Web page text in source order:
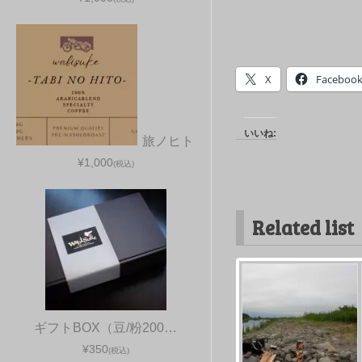
X Facebook
いいね:
Related list
旅ノヒト
¥1,000(税込)
ギフトBOX（豆/粉200…
¥350(税込)